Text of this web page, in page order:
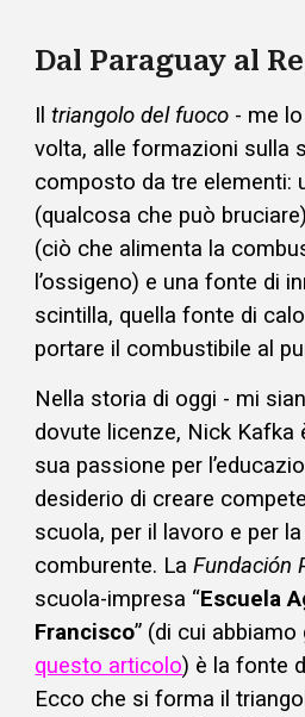
Dal Paraguay al
Iltriangolo del fuoco - me
volta, alle formazioni sulla
composto da tre elementi:
(qualcosa che può
(ciò che alimenta la
l’ossigeno) e una fonte di
scintilla, quella fonte di
portare il combustibile al
Nella storia di oggi - mi
dovute licenze, Nick Kafka
sua passione per
desiderio di creare
scuola, per il lavoro e per
comburente. LaFundación
scuola-impresa “Escuela
Francisco” (di cui
questo articolo) è la fonte
Ecco che si forma il